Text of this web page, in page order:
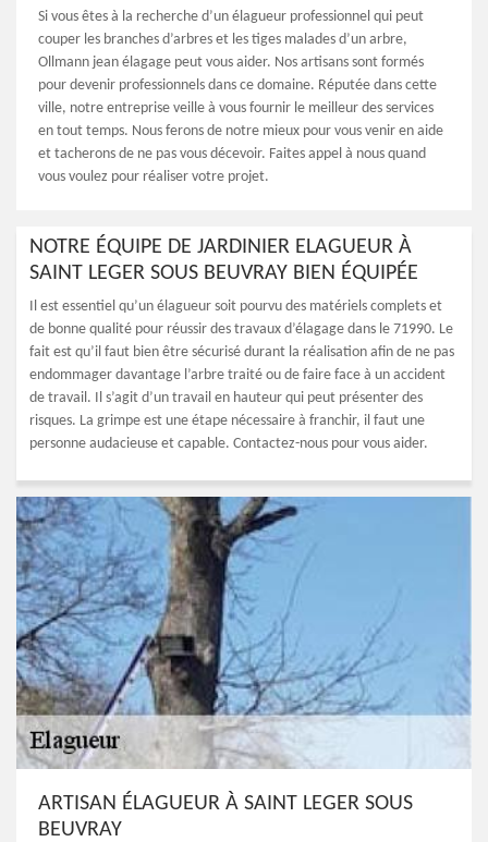
Si vous êtes à la recherche d’un élagueur professionnel qui peut
couper les branches d’arbres et les tiges malades d’un arbre,
Ollmann jean élagage peut vous aider. Nos artisans sont formés
pour devenir professionnels dans ce domaine. Réputée dans cette
ville, notre entreprise veille à vous fournir le meilleur des services
en tout temps. Nous ferons de notre mieux pour vous venir en aide
et tacherons de ne pas vous décevoir. Faites appel à nous quand
vous voulez pour réaliser votre projet.
NOTRE ÉQUIPE DE JARDINIER ELAGUEUR À
SAINT LEGER SOUS BEUVRAY BIEN ÉQUIPÉE
Il est essentiel qu’un élagueur soit pourvu des matériels complets et
de bonne qualité pour réussir des travaux d’élagage dans le 71990. Le
fait est qu’il faut bien être sécurisé durant la réalisation afin de ne pas
endommager davantage l’arbre traité ou de faire face à un accident
de travail. Il s’agit d’un travail en hauteur qui peut présenter des
risques. La grimpe est une étape nécessaire à franchir, il faut une
personne audacieuse et capable. Contactez-nous pour vous aider.
ARTISAN ÉLAGUEUR À SAINT LEGER SOUS
BEUVRAY